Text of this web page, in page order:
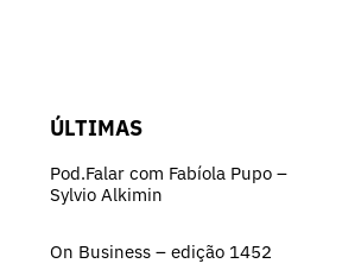
ÚLTIMAS
Pod.Falar com Fabíola Pupo –
Sylvio Alkimin
On Business – edição 1452